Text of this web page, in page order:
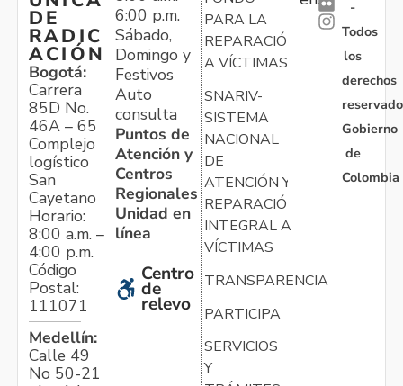
DE
RADIC
ACIÓN
Bogotá:
Carrera
85D No.
46A – 65
Complejo
logístico
San
Cayetano
Horario:
8:00 a.m. –
4:00 p.m.
Código
Postal:
111071
Medellín:
Calle 49
No 50-21
6:00 p.m.
Sábado,
Domingo y
Festivos
Auto
consulta
Puntos de
Atención y
Centros
Regionales
Unidad en
línea
Centro
de
relevo
PARA LA
REPARACIÓN
A VÍCTIMAS
SNARIV-
SISTEMA
NACIONAL
DE
ATENCIÓN Y
REPARACIÓN
INTEGRAL A
VÍCTIMAS
TRANSPARENCIA
PARTICIPA
SERVICIOS
Y
-
Todos
los
derechos
Gobierno
de
Colombia